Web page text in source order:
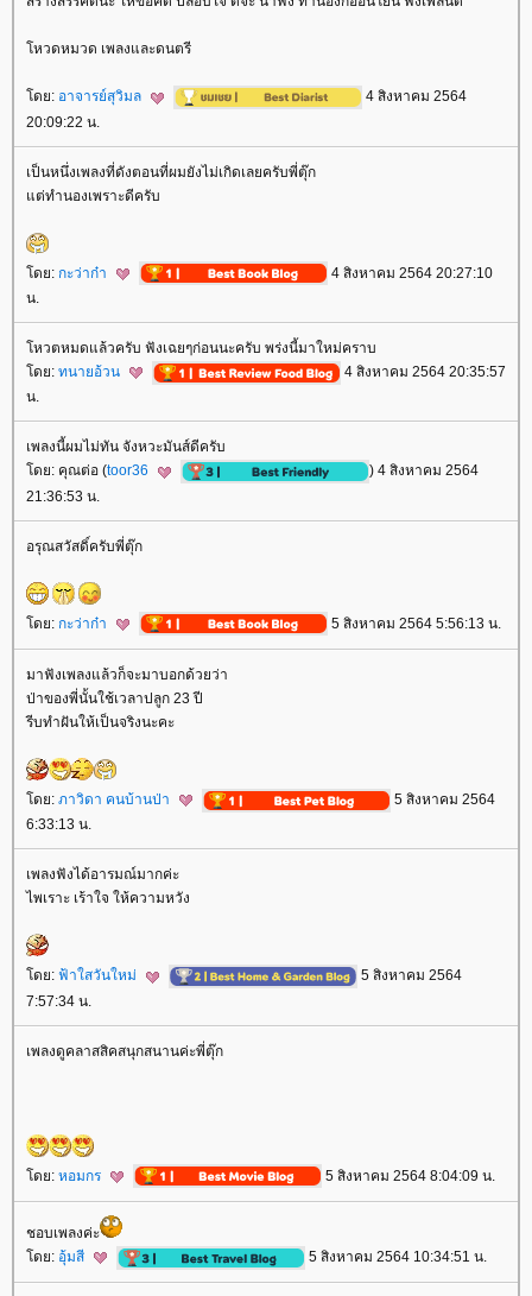
หวดหมวด เพลงและดนตรี
ดย: อาจารย์สุวิมล
4 สิงหาคม 2564
20:09:22 น.
เป็นหนึ่งเพลงที่ดังตอนที่ผมยังไม่เกิดเลยครับพี่ตุ๊ก
ต่ทำนองเพราะดีครับ
ดย: กะว่าก๋า
4 สิงหาคม 2564 20:27:10
น.
หวตหมดแล้วครับ ฟังเฉยๆก่อนนะครับ พร่งนี้มาใหม่คราบ
ดย: ทนายอ้วน
4 สิงหาคม 2564 20:35:57
น.
เพลงนี้ผมไม่ทัน จังหวะมันส์ดีครับ
ดย: คุณต่อ (toor36
) 4 สิงหาคม 2564
21:36:53 น.
อรุณสวัสดิ์ครับพี่ตุ๊ก
ดย: กะว่าก๋า 5 สิงหาคม 2564 5:56:13 น.
มาฟังเพลงแล้วก็จะมาบอกด้วยว่า
ป่าของพี่นั้นใช้เวลาปลูก 23 ปี
รีบทำฝันให้เป็นจริงนะคะ
ดย: ภาวิดา คนบ้านป่า
5 สิงหาคม 2564
6:33:13 น.
เพลงฟังได้อารมณ์มากค่ะ
ไพเราะ เร้าใจ ให้ความหวัง
ดย: ฟ้าใสวันใหม่
5 สิงหาคม 2564
7:57:34 น.
เพลงดูคลาสสิคสนุกสนานค่ะพี่ตุ๊ก
ดย: หอมกร 5 สิงหาคม 2564 8:04:09 น.
ชอบเพลงค่ะ
ดย: อุ้มสี 5 สิงหาคม 2564 10:34:51 น.